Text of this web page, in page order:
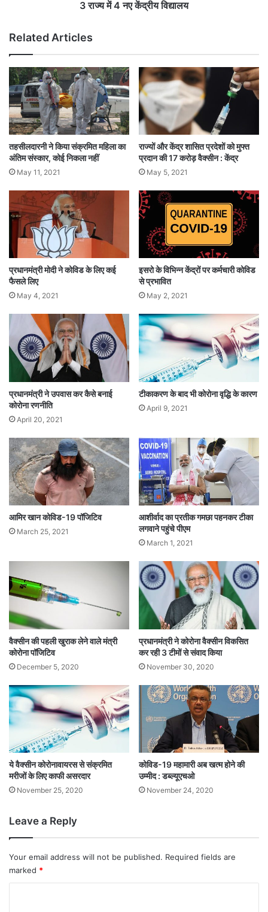
सिटी (एसएसएमसी) की चिकित्सा टीमों की कड़ी मेहनत,
समरीन ने कहा, “एक समय पर डॉक्टरों को मेरे बचने की
उम्मीद नहीं थी और वे बच्चे का शीघ्र प्रसव कराने की सोच
रहे थे।”
Tags Coronavirus United Arab Emirates
ल
य
3 राज्य में 4 नए केंद्रीय विद्यालय
Related Articles
तहसीलदारनी ने किया संक्रमित महिला का
अंतिम संस्कार, कोई निकला नहीं
May 11, 2021
राज्यों और केंद्र शासित प्रदेशों को मुफ्त
प्रदान की 17 करोड़ वैक्सीन : केंद्र
May 5, 2021
प्रधानमंत्री मोदी ने कोविड के लिए कई
फैसले लिए
May 4, 2021
इसरो के विभिन्न केंद्रों पर कर्मचारी कोविड
से प्रभावित
May 2, 2021
प्रधानमंत्री ने उपवास कर कैसे बनाई
कोरोना रणनीति
April 20, 2021
टीकाकरण के बाद भी कोरोना वृद्धि के कारण
April 9, 2021
आमिर खान कोविड-19 पॉजिटिव
March 25, 2021
आशीर्वाद का प्रतीक गमछा पहनकर टीका
लगवाने पहुंचे पीएम
March 1, 2021
वैक्सीन की पहली खुराक लेने वाले मंत्री
कोरोना पॉजिटिव
December 5, 2020
प्रधानमंत्री ने कोरोना वैक्सीन विकसित
कर रही 3 टीमों से संवाद किया
November 30, 2020
ये वैक्सीन कोरोनावायरस से संक्रमित
मरीजों के लिए काफी असरदार
November 25, 2020
कोविड-19 महामारी अब खत्म होने की
उम्मीद : डब्ल्यूएचओ
November 24, 2020
Leave a Reply
Your email address will not be published. Required fields are
marked *